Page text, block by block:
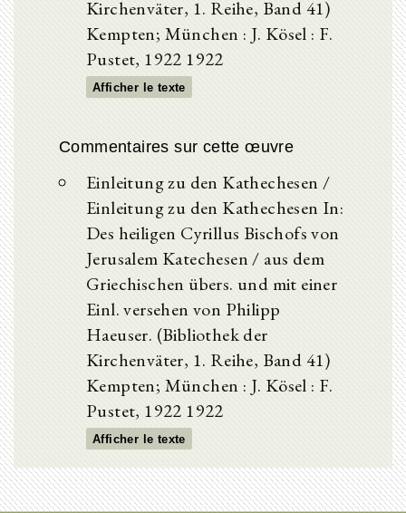
Kirchenväter, 1. Reihe, Band 41)
Kempten; München : J. Kösel : F.
Pustet, 1922 1922
Afficher le texte
Commentaires sur cette œuvre
Einleitung zu den Kathechesen /
Einleitung zu den Kathechesen In:
Des heiligen Cyrillus Bischofs von
Jerusalem Katechesen / aus dem
Griechischen übers. und mit einer
Einl. versehen von Philipp
Haeuser. (Bibliothek der
Kirchenväter, 1. Reihe, Band 41)
Kempten; München : J. Kösel : F.
Pustet, 1922 1922
Afficher le texte